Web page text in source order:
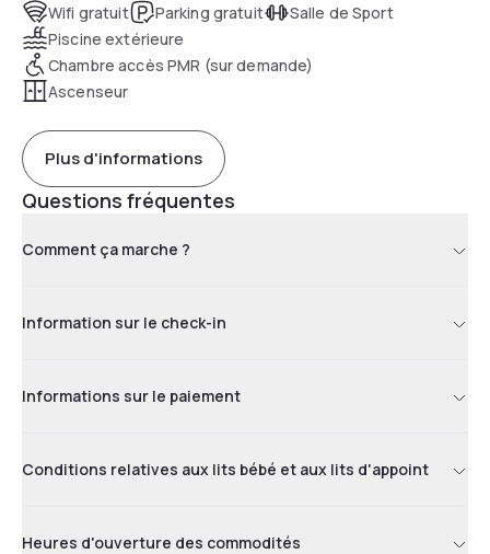
Wifi gratuit Parking gratuit
Salle de Sport
Piscine extérieure
Chambre accès PMR (sur demande)
Ascenseur
Plus d'informations
Questions fréquentes
Comment ça marche ?
Information sur le check-in
Informations sur le paiement
Conditions relatives aux lits bébé et aux lits d'appoint
Heures d'ouverture des commodités